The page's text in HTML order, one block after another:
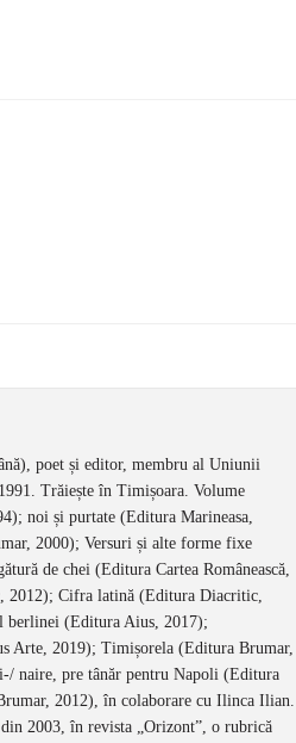
poet și editor, membru al Uniunii
Trăiește în Timișoara. Volume
noi și purtate (Editura Marineasa,
2000); Versuri și alte forme fixe
de chei (Editura Cartea Românească,
2012); Cifra latină (Editura Diacritic,
berlinei (Editura Aius, 2017);
Arte, 2019); Timișorela (Editura Brumar,
naire, pre tânăr pentru Napoli (Editura
2012), în colaborare cu Ilinca Ilian.
2003, în revista „Orizont”, o rubrică